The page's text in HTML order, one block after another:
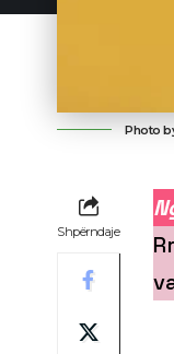
Photo
Shpërndaje